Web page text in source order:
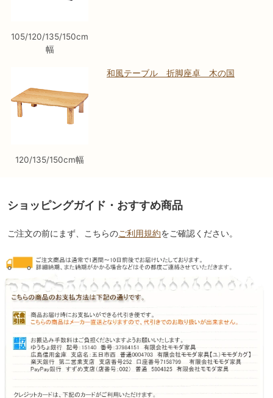
105/120/135/150cm
幅
120/135/150cm幅
和風テーブル 折脚座卓 木の国
ショッピングガイド・おすすめ商品
ご注文の前にまず、こちらのご利用規約をご確認ください。